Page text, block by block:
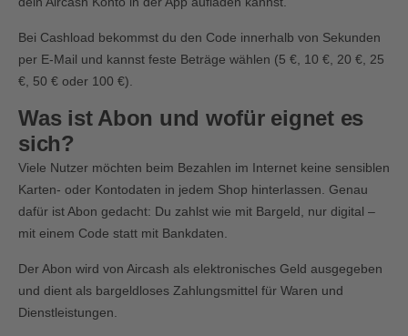
Bei Cashload bekommst du den Code innerhalb von Sekunden
per E-Mail und kannst feste Beträge wählen (5 €, 10 €, 20 €, 25
€, 50 € oder 100 €).
Was ist Abon und wofür eignet es
sich?
Viele Nutzer möchten beim Bezahlen im Internet keine sensiblen
Karten- oder Kontodaten in jedem Shop hinterlassen. Genau
dafür ist Abon gedacht: Du zahlst wie mit Bargeld, nur digital –
mit einem Code statt mit Bankdaten.
Der Abon wird von Aircash als elektronisches Geld ausgegeben
und dient als bargeldloses Zahlungsmittel für Waren und
Dienstleistungen.